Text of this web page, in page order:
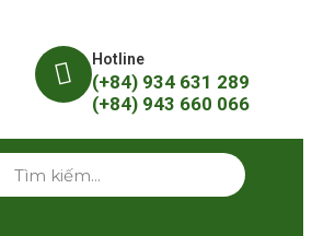
Hotline
(+84) 934 631 289
(+84) 943 660 066